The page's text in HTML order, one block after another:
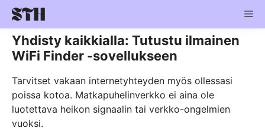
Skip
content
Yhdisty kaikkialla: Tutustu ilmainen
WiFi Finder -sovellukseen
Tarvitset vakaan internetyhteyden myös ollessasi
poissa kotoa. Matkapuhelinverkko ei aina ole
luotettava heikon signaalin tai verkko-ongelmien
vuoksi.